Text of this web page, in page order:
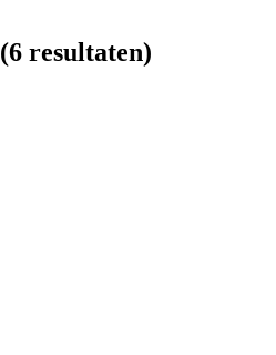
(6 resultaten)